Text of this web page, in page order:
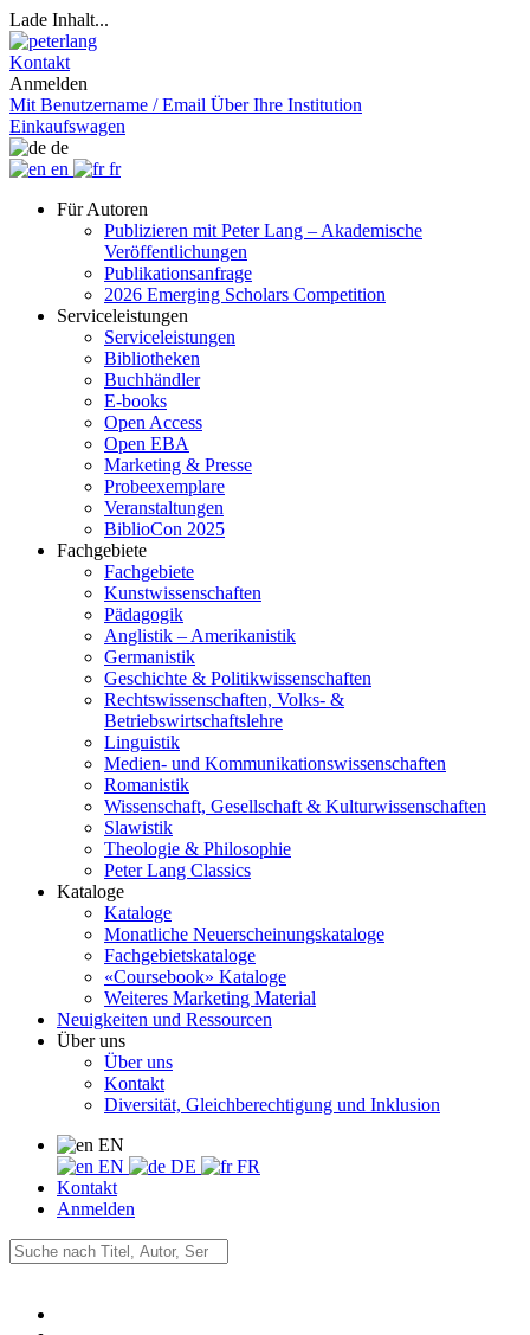
Lade Inhalt...
Kontakt
Anmelden
Mit Benutzername / Email Über Ihre Institution
Einkaufswagen
de
en
fr
Für Autoren
Publizieren mit Peter Lang – Akademische
Veröffentlichungen
Publikationsanfrage
2026 Emerging Scholars Competition
Serviceleistungen
Serviceleistungen
Bibliotheken
Buchhändler
E-books
Open Access
Open EBA
Marketing & Presse
Probeexemplare
Veranstaltungen
BiblioCon 2025
Fachgebiete
Fachgebiete
Kunstwissenschaften
Pädagogik
Anglistik – Amerikanistik
Germanistik
Geschichte & Politikwissenschaften
Rechtswissenschaften, Volks- &
Betriebswirtschaftslehre
Linguistik
Medien- und Kommunikationswissenschaften
Romanistik
Wissenschaft, Gesellschaft & Kulturwissenschaften
Slawistik
Theologie & Philosophie
Peter Lang Classics
Kataloge
Kataloge
Monatliche Neuerscheinungskataloge
Fachgebietskataloge
«Coursebook» Kataloge
Weiteres Marketing Material
Neuigkeiten und Ressourcen
Über uns
Über uns
Kontakt
Diversität, Gleichberechtigung und Inklusion
EN
EN
DE
FR
Kontakt
Anmelden